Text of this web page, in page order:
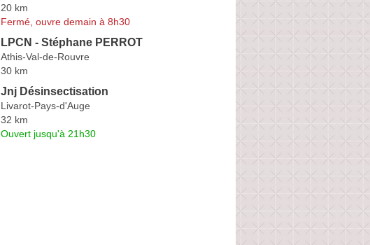
20 km
Fermé, ouvre demain à 8h30
LPCN - Stéphane PERROT
Athis-Val-de-Rouvre
30 km
Jnj Désinsectisation
Livarot-Pays-d'Auge
32 km
Ouvert jusqu'à 21h30